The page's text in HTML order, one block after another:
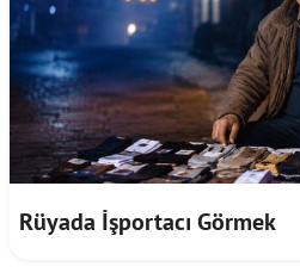
Rüyada İşportacı Görmek